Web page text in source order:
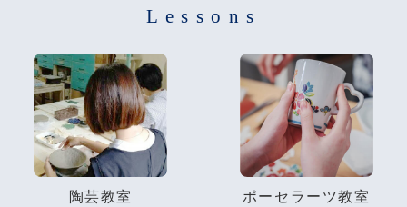
Lessons
陶芸教室 ポーセラーツ教室